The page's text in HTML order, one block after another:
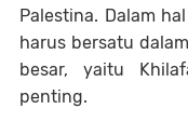
Palestina. Dalam
harus bersatu
besar, yaitu
penting.